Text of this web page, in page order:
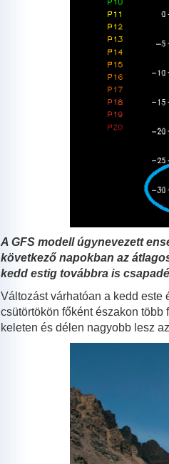
A GFS modell úgynevezett
következő napokban az
kedd estig továbbra is
Változást várhatóan a kedd este
csütörtökön főként északon
keleten és délen nagyobb lesz